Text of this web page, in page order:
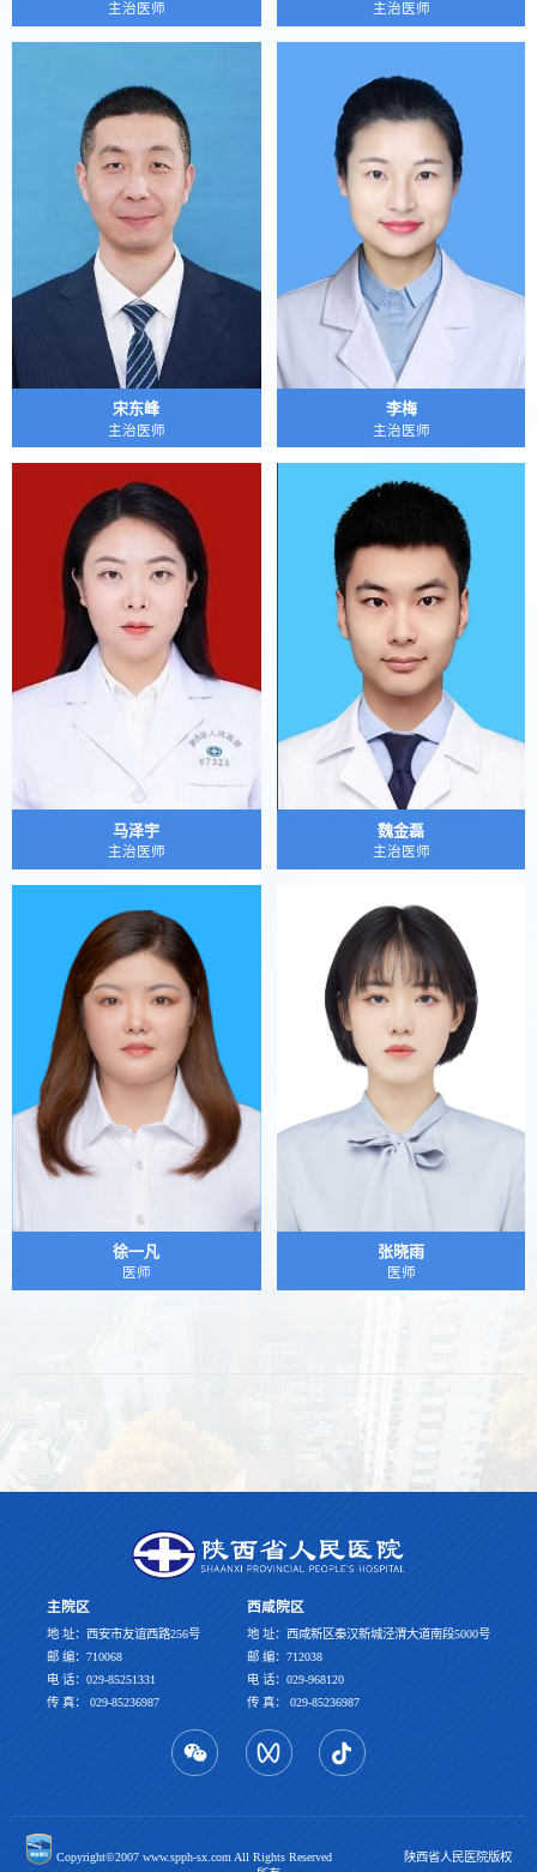
主治医师 主治医师
宋东峰
主治医师
李梅
主治医师
马泽宇
主治医师
魏金磊
主治医师
徐一凡
医师
张晓雨
医师
主院区
地 址：西安市友谊西路256号
邮 编：710068
电 话：029-85251331
传 真： 029-85236987
西咸院区
地 址：西咸新区秦汉新城泾渭大道南段5000号
邮 编：712038
电 话：029-968120
传 真： 029-85236987
Copyright©2007 www.spph-sx.com All Rights Reserved 陕西省人民医院版权